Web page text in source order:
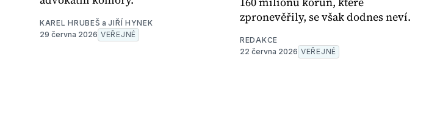
KAREL HRUBEŠ aJIŘÍ HYNEK
29 června 2026 VEŘEJNÉ
zpronevěřily, se však dodnes neví.
REDAKCE
22 června 2026 VEŘEJNÉ